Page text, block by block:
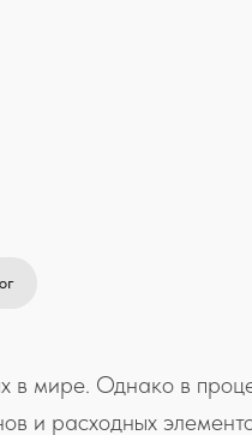
в мире. Однако в
и расходных